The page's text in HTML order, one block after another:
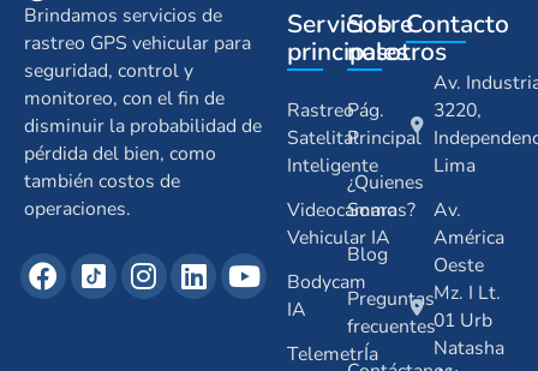
Brindamos servicios de
rastreo GPS vehicular para
seguridad, control y
monitoreo, con el fin de
disminuir la probabilidad de
pérdida del bien, como
también costos de
operaciones.
Servicios
principales
Rastreo
Satelital
Inteligente
Videocamara
Vehicular IA
Bodycam
IA
TelemetrÍa
Sobre
nosotros
Pág.
Principal
¿Quienes
Somos?
Blog
Preguntas
frecuentes
Contacto
Av.
3220,
Lima
Av.
América
Oeste
Mz. I Lt.
01 Urb
Natasha